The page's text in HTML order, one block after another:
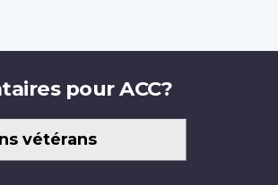
pour ACC?
vétérans